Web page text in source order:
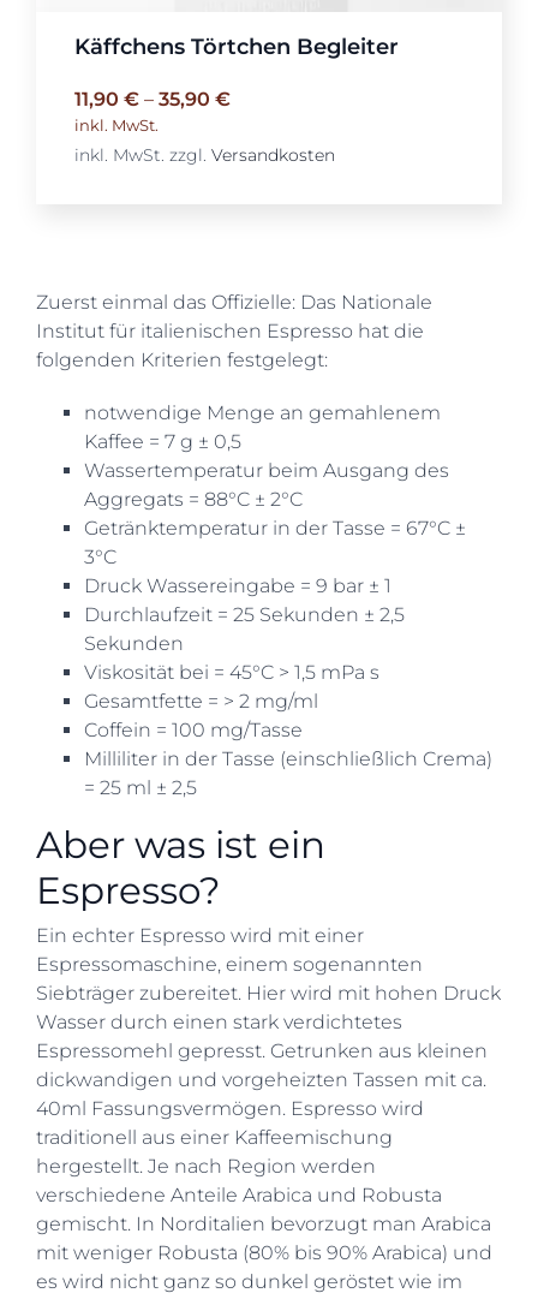
Käffchens Törtchen Begleiter
11,90 €– 35,90 €
inkl. MwSt.
inkl. MwSt. zzgl. Versandkosten
Zuerst einmal das Offizielle: Das Nationale
Institut für italienischen Espresso hat die
folgenden Kriterien festgelegt:
notwendige Menge an gemahlenem
Kaffee = 7 g ± 0,5
Wassertemperatur beim Ausgang des
Aggregats = 88°C ± 2°C
Getränktemperatur in der Tasse = 67°C ±
3°C
Druck Wassereingabe = 9 bar ± 1
Durchlaufzeit = 25 Sekunden ± 2,5
Sekunden
Viskosität bei = 45°C > 1,5 mPa s
Gesamtfette = > 2 mg/ml
Coffein = 100 mg/Tasse
Milliliter in der Tasse (einschließlich Crema)
= 25 ml ± 2,5
Aber was ist ein
Espresso?
Ein echter Espresso wird mit einer
Espressomaschine, einem sogenannten
Siebträger zubereitet. Hier wird mit hohen Druck
Wasser durch einen stark verdichtetes
Espressomehl gepresst. Getrunken aus kleinen
dickwandigen und vorgeheizten Tassen mit ca.
40ml Fassungsvermögen. Espresso wird
traditionell aus einer Kaffeemischung
hergestellt. Je nach Region werden
verschiedene Anteile Arabica und Robusta
gemischt. In Norditalien bevorzugt man Arabica
mit weniger Robusta (80% bis 90% Arabica) und
es wird nicht ganz so dunkel geröstet wie im